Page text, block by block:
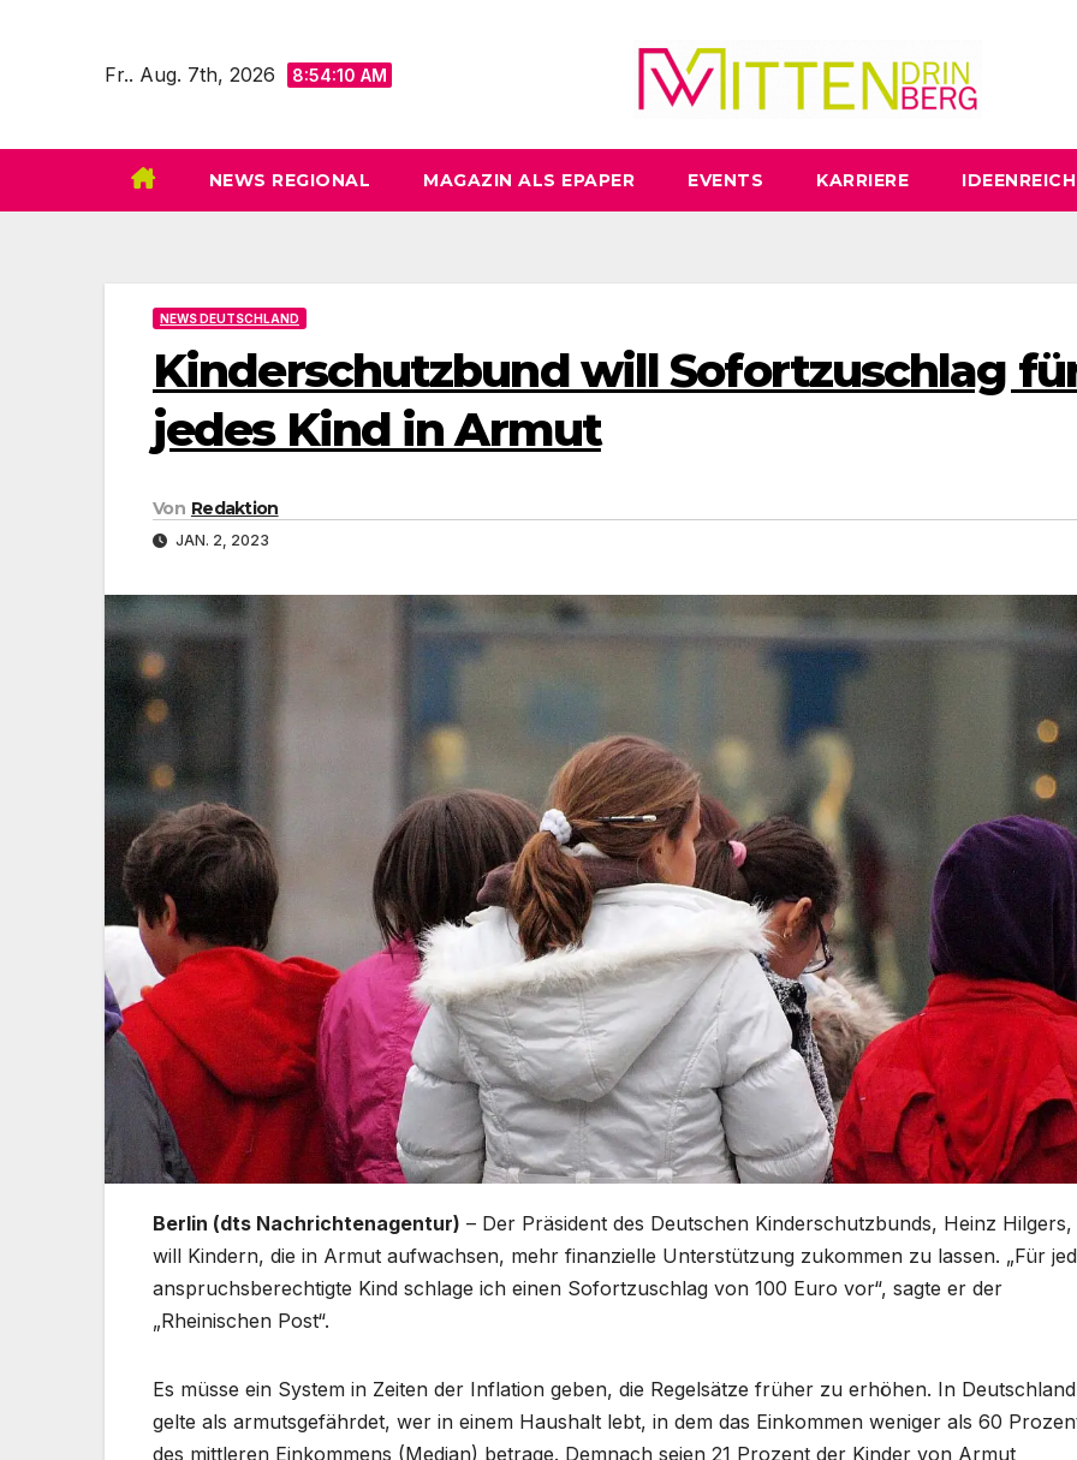
Fr.. Aug. 7th, 2026 8:54:11 AM
NEWS REGIONAL MAGAZIN ALS EPAPER EVENTS KARRIERE IDEENREICH
NEWS DEUTSCHLAND
Kinderschutzbund will Sofortzuschlag
jedes Kind in Armut
Von Redaktion
JAN. 2, 2023
Berlin (dts Nachrichtenagentur) – Der Präsident des Deutschen Kinderschutzbunds, Heinz Hilgers,
will Kindern, die in Armut aufwachsen, mehr finanzielle Unterstützung zukommen zu lassen. „Für
anspruchsberechtigte Kind schlage ich einen Sofortzuschlag von 100 Euro vor“, sagte er der
„Rheinischen Post“.
Es müsse ein System in Zeiten der Inflation geben, die Regelsätze früher zu erhöhen. In Deutschland
gelte als armutsgefährdet, wer in einem Haushalt lebt, in dem das Einkommen weniger als 60
des mittleren Einkommens (Median) betrage. Demnach seien 21 Prozent der Kinder von Armut